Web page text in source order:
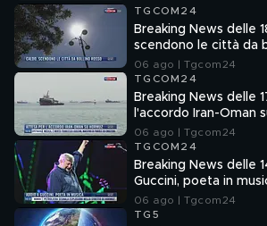
TGCOM24
Breaking News delle
scendono le città da
06 ago | Tgcom24
TGCOM24
Breaking News delle
l'accordo Iran-Oman
06 ago | Tgcom24
TGCOM24
Breaking News delle
Guccini, poeta in
06 ago | Tgcom24
TG5